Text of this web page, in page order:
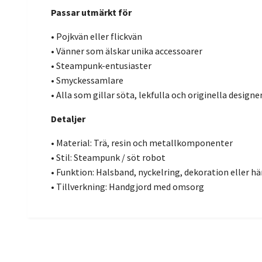
Passar utmärkt för
• Pojkvän eller flickvän
• Vänner som älskar unika accessoarer
• Steampunk-entusiaster
• Smyckessamlare
• Alla som gillar söta, lekfulla och originella
Detaljer
• Material: Trä, resin och metallkomponenter
• Stil: Steampunk / söt robot
• Funktion: Halsband, nyckelring, dekoration eller
• Tillverkning: Handgjord med omsorg